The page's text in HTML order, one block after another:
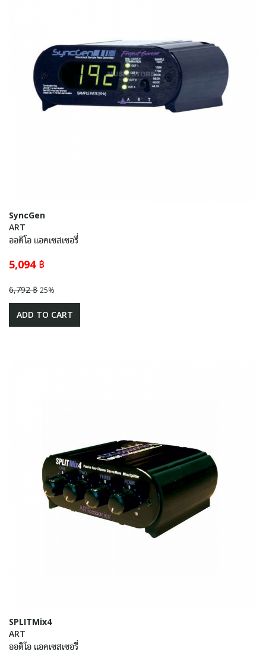
SyncGen
ART
ออดิโอ แอคเซสเซอรี่
5,094 ฿
6,792 ฿25%
ADD TO CART
SPLITMix4
ART
ออดิโอ แอคเซสเซอรี่